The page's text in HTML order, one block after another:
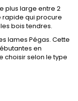
plus large entre 2
rapide qui procure
bois tendres.
lames Pégas. Cette
en
choisir selon le type